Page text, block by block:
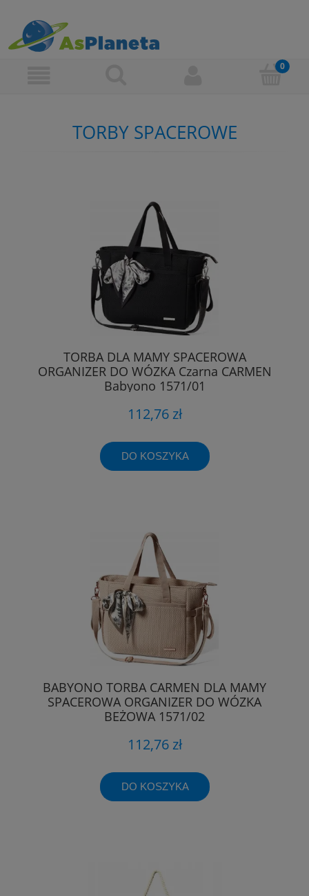
TORBY SPACEROWE
TORBA DLA MAMY SPACEROWA
ORGANIZER DO WÓZKA Czarna CARMEN
Babyono 1571/01
112,76 zł
DO KOSZYKA
BABYONO TORBA CARMEN DLA MAMY
SPACEROWA ORGANIZER DO WÓZKA
BEŻOWA 1571/02
112,76 zł
DO KOSZYKA